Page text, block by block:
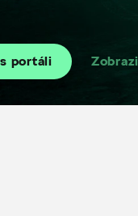
portáli